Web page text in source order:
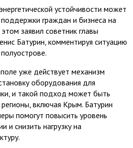
устойчивости может
граждан и бизнеса на
заявил советник главы
Батурин, комментируя ситуацию
уже действует механизм
оборудования для
и такой подход может быть
включая Крым. Батурин
помогут повысить уровень
и снизить нагрузку на